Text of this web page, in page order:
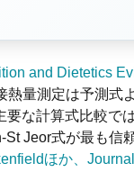
and Dietetics
熱量測定は予測式
要な計算式比較で
St Jeor式が最も信
ほか、